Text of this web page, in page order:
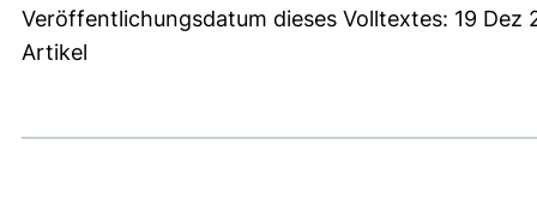
Veröffentlichungsdatum dieses Volltextes: 19 Dez
Artikel